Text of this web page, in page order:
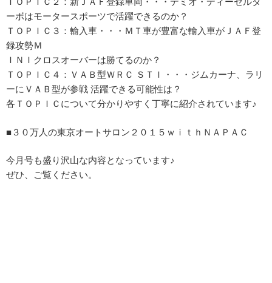
ーボはモータースポーツで活躍できるのか？
ＴＯＰＩＣ３：輸入車・・・ＭＴ車が豊富な輸入車がＪＡＦ登
録攻勢Ｍ
ＩＮＩクロスオーバーは勝てるのか？
ＴＯＰＩＣ４：ＶＡＢ型ＷＲＣ ＳＴＩ・・・ジムカーナ、ラリ
ーにＶＡＢ型が参戦 活躍できる可能性は？
各ＴＯＰＩＣについて分かりやすく丁寧に紹介されています♪
■３０万人の東京オートサロン２０１５ｗｉｔｈＮＡＰＡＣ
今月号も盛り沢山な内容となっています♪
ぜひ、ご覧ください。